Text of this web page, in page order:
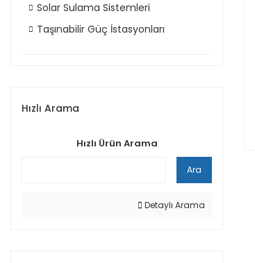
Solar Sulama Sistemleri
Taşınabilir Güç İstasyonları
Hızlı Arama
Hızlı Ürün Arama
Ara
Detaylı Arama